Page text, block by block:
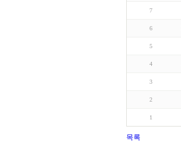
7
6
5
4
3
2
1
목록